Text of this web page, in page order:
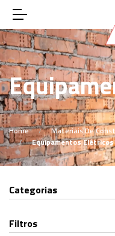
Home Materiais De
Equipamentos Elétricos
Categorias
Filtros